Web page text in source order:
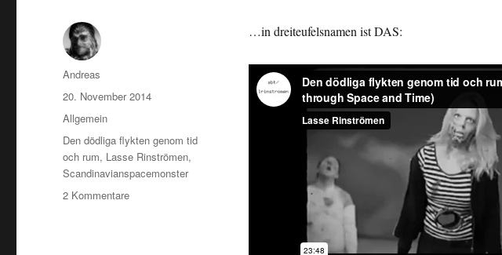
…in dreiteufelsnamen ist DAS:
Autor
Andreas
Veröffentlicht
am
20. November 2014
Kategorien
Allgemein
Schlagwörter
Den dödliga flykten genom tid
och rum, Lasse Rinströmen,
Scandinavianspacemonster
2 Kommentarezu